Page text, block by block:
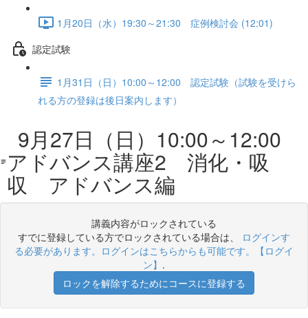
1月20日（水）19:30～21:30 症例検討会 (12:01)
認定試験
1月31日（日）10:00～12:00 認定試験（試験を受けら
れる方の登録は後日案内します）
9月27日（日）10:00～12:00
アドバンス講座2 消化・吸
収 アドバンス編
講義内容がロックされている
すでに登録している方でロックされている場合は、 ログインす
る必要があります。ログインはこちらからも可能です。【ログイ
ン】 .
ロックを解除するためにコースに登録する